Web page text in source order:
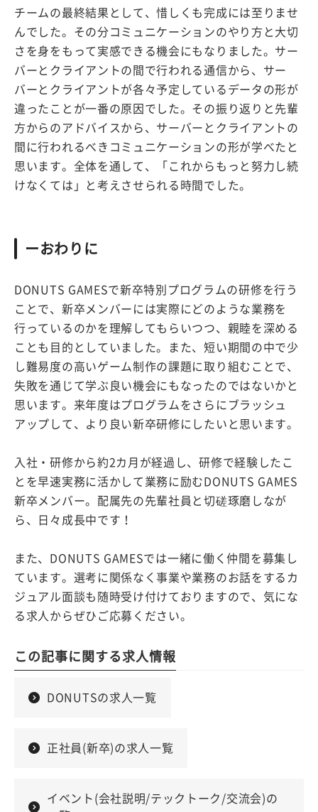
チームの最終結果として、惜しくも完成には至りませ
んでした。その分コミュニケーションのやり方と大切
さを身をもって実感できる機会にもなりました。サー
バーとクライアントの間で行われる通信から、サー
バーとクライアントが各々予定しているデータの形が
違ったことが一番の原因でした。その振り返りと先輩
方からのアドバイスから、サーバーとクライアントの
間に行われるべきコミュニケーションの形が学べたと
思います。全体を通して、「これからもっと努力し続
けなくては」と考えさせられる時間でした。
ーおわりに
DONUTS GAMESで新卒特別プログラムの研修を行う
ことで、新卒メンバーには実際にどのような業務を
行っているのかを理解してもらいつつ、親睦を深める
ことも目的としていました。また、短い期間の中で少
し難易度の高いゲーム制作の課題に取り組むことで、
失敗を通じて学ぶ良い機会にもなったのではないかと
思います。来年度はプログラムをさらにブラッシュ
アップして、より良い新卒研修にしたいと思います。
入社・研修から約2カ月が経過し、研修で経験したこ
とを早速実務に活かして業務に励むDONUTS GAMES
新卒メンバー。配属先の先輩社員と切磋琢磨しなが
ら、日々成長中です！
また、DONUTS GAMESでは一緒に働く仲間を募集し
ています。選考に関係なく事業や業務のお話をするカ
ジュアル面談も随時受け付けておりますので、気にな
る求人からぜひご応募ください。
この記事に関する求人情報
DONUTSの求人一覧
正社員(新卒)の求人一覧
イベント(会社説明/テックトーク/交流会)の